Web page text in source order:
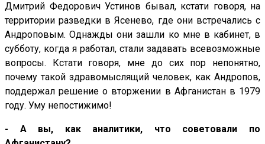
Дмитрий Федорович Устинов бывал, кстати говоря, на
территории разведки в Ясенево, где они встречались с
Андроповым. Однажды они зашли ко мне в кабинет, в
субботу, когда я работал, стали задавать всевозможные
вопросы. Кстати говоря, мне до сих пор непонятно,
почему такой здравомыслящий человек, как Андропов,
поддержал решение о вторжении в Афганистан в 1979
году. Уму непостижимо!
- А вы, как аналитики, что советовали по